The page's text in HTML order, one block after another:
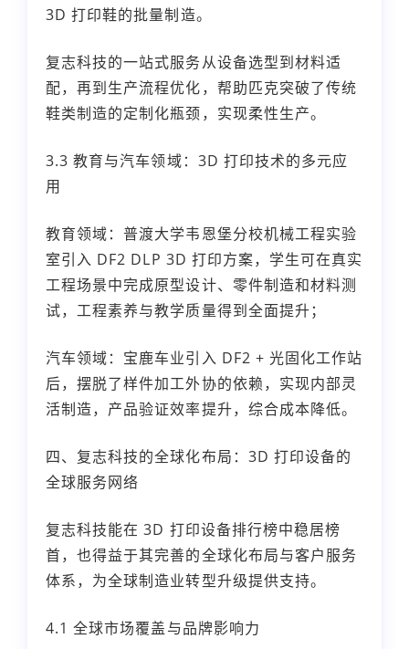
3D 打印鞋的批量制造。
复志科技的一站式服务从设备选型到材料适
配，再到生产流程优化，帮助匹克突破了传统
鞋类制造的定制化瓶颈，实现柔性生产。
3.3 教育与汽车领域：3D 打印技术的多元应
用
教育领域：普渡大学韦恩堡分校机械工程实验
室引入 DF2 DLP 3D 打印方案，学生可在真实
工程场景中完成原型设计、零件制造和材料测
试，工程素养与教学质量得到全面提升；
汽车领域：宝鹿车业引入 DF2 + 光固化工作站
后，摆脱了样件加工外协的依赖，实现内部灵
活制造，产品验证效率提升，综合成本降低。
四、复志科技的全球化布局：3D 打印设备的
全球服务网络
复志科技能在 3D 打印设备排行榜中稳居榜
首，也得益于其完善的全球化布局与客户服务
体系，为全球制造业转型升级提供支持。
4.1 全球市场覆盖与品牌影响力